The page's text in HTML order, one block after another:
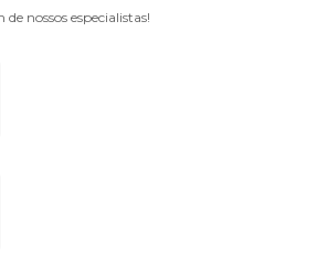
nossos especialistas!